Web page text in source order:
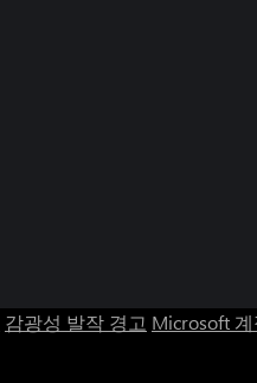
감광성 발작 경고 Microsoft